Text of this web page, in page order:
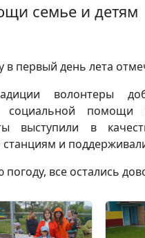
семье и детям
в первый день лета
волонтеры
социальной
выступили в
и
все остались